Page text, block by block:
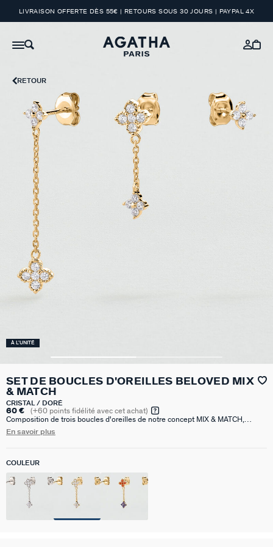
LIVRAISON OFFERTE DÈS 55€ | RETOURS SOUS 30 JOURS | PAYPAL 4X
RETOUR
À L'UNITÉ
SET DE BOUCLES D'OREILLES BELOVED MIX
& MATCH
CRISTAL / DORÉ
60 € (+60 points fidélité avec cet achat)
Composition de trois boucles d'oreilles de notre concept MIX & MATCH,
réalisées en argent sterling 925 plaqué or 18 carats (750/1000) et serti
En savoir plus
COULEUR